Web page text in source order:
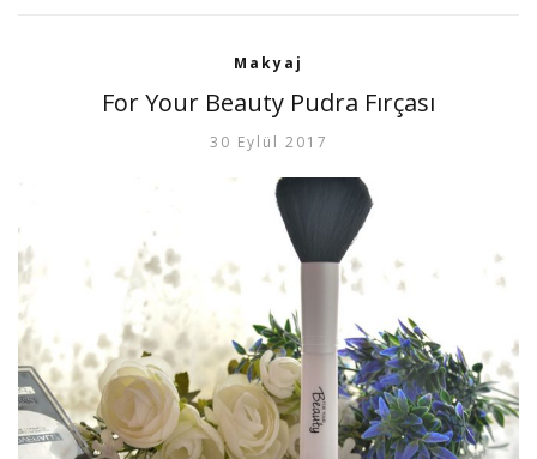
Makyaj
For Your Beauty Pudra Fırçası
30 Eylül 2017